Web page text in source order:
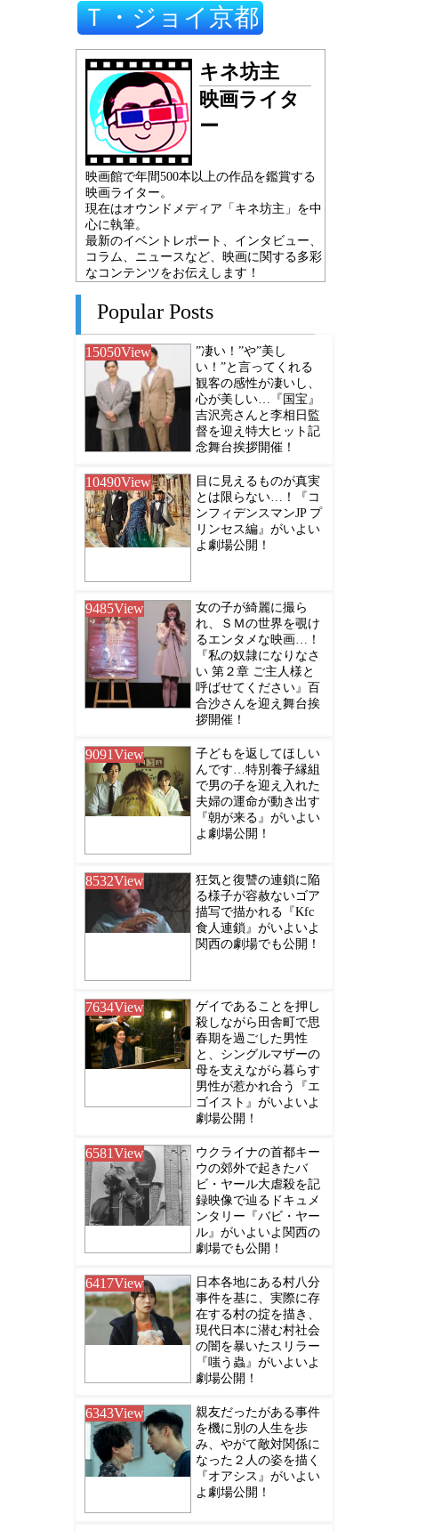
Ｔ・ジョイ京都
キネ坊主
映画ライタ
ー
映画館で年間500本以上の作品を鑑賞する
映画ライター。
現在はオウンドメディア「キネ坊主」を中
心に執筆。
最新のイベントレポート、インタビュー、
コラム、ニュースなど、映画に関する多彩
なコンテンツをお伝えします！
Popular Posts
15050View
”凄い！”や”美し
い！”と言ってくれる
観客の感性が凄いし、
心が美しい…『国宝』
吉沢亮さんと李相日監
督を迎え特大ヒット記
念舞台挨拶開催！
10490View
目に見えるものが真実
とは限らない…！『コ
ンフィデンスマンJP プ
リンセス編』がいよい
よ劇場公開！
9485View
女の子が綺麗に撮ら
れ、ＳＭの世界を覗け
るエンタメな映画…！
『私の奴隷になりなさ
い 第２章 ご主人様と
呼ばせてください』百
合沙さんを迎え舞台挨
拶開催！
9091View
子どもを返してほしい
んです…特別養子縁組
で男の子を迎え入れた
夫婦の運命が動き出す
『朝が来る』がいよい
よ劇場公開！
8532View
狂気と復讐の連鎖に陥
る様子が容赦ないゴア
描写で描かれる『Kfc
食人連鎖』がいよいよ
関西の劇場でも公開！
7634View
ゲイであることを押し
殺しながら田舎町で思
春期を過ごした男性
と、シングルマザーの
母を支えながら暮らす
男性が惹かれ合う『エ
ゴイスト』がいよいよ
劇場公開！
6581View
ウクライナの首都キー
ウの郊外で起きたバ
ビ・ヤール大虐殺を記
録映像で辿るドキュメ
ンタリー『バビ・ヤー
ル』がいよいよ関西の
劇場でも公開！
6417View
日本各地にある村八分
事件を基に、実際に存
在する村の掟を描き、
現代日本に潜む村社会
の闇を暴いたスリラー
『嗤う蟲』がいよいよ
劇場公開！
6343View
親友だったがある事件
を機に別の人生を歩
み、やがて敵対関係に
なった２人の姿を描く
『オアシス』がいよい
よ劇場公開！